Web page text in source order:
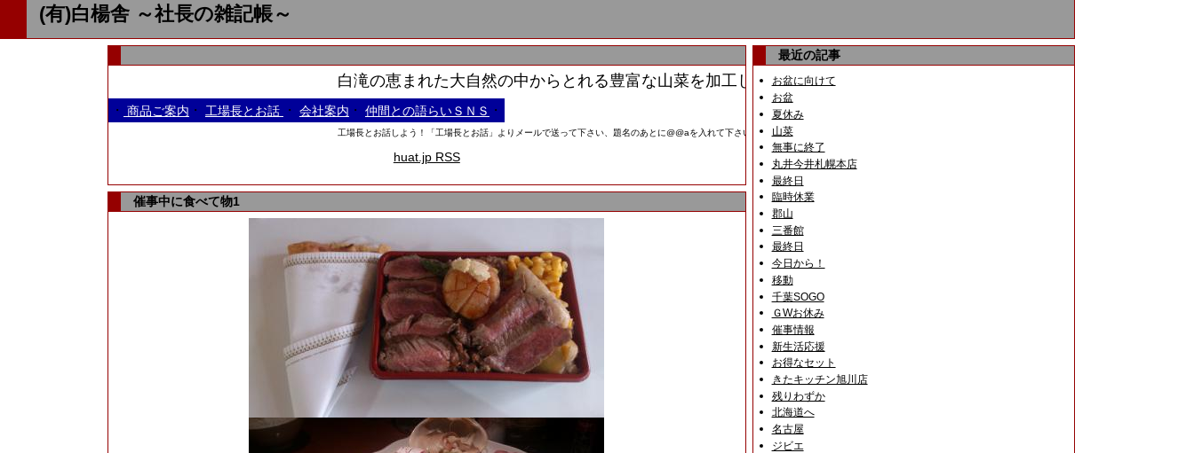
(有)白楊舎 ～社長の雑記帳～
最近の記事
お盆に向けて
お盆
夏休み
山菜
無事に終了
丸井今井札幌本店
最終日
臨時休業
郡山
三番館
最終日
今日から！
移動
千葉SOGO
ＧWお休み
催事情報
新生活応援
お得なセット
きたキッチン旭川店
残りわずか
北海道へ
名古屋
ジビエ
白滝の恵まれた大自然の中からとれる豊富な山菜を加工した缶詰などは、自然の香りとしてご好評を頂いております。
・ 商品ご案内 ・ 工場長とお話 ・ 会社案内 ・ 仲間との語らいＳＮＳ ・
工場長とお話しよう！「工場長とお話」よりメールで送って下さい、題名のあとに@@aを入れて下さい。画像は携帯用に小さくして下さい。
huat.jp RSS
催事中に食べて物1